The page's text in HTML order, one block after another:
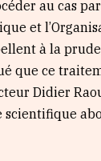
au cas
et
à la
que ce
Didier
scientifique